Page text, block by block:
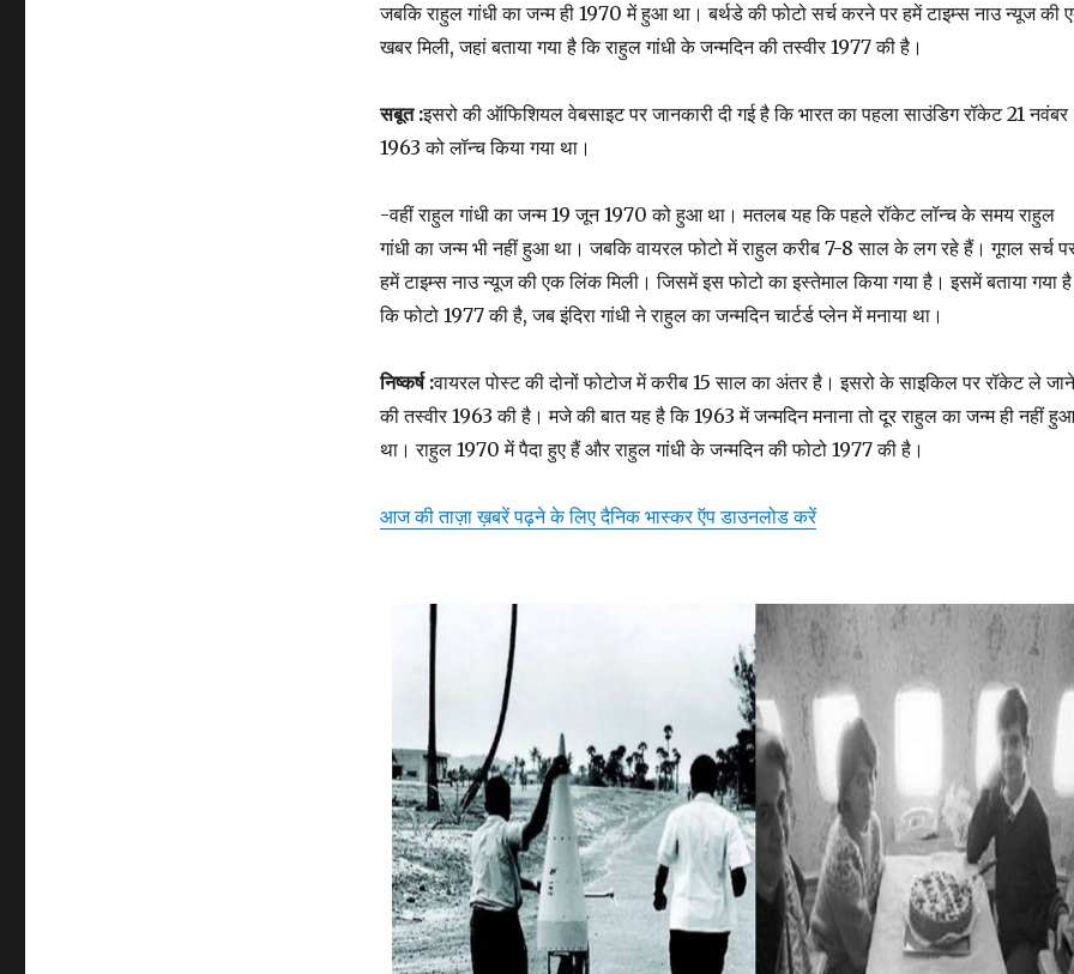
जबकि राहुल गांधी का जन्म ही 1970 में हुआ था। बर्थडे की फोटो सर्च करने पर हमें टाइम्स नाउ न्यूज की
खबर मिली, जहां बताया गया है कि राहुल गांधी के जन्मदिन की तस्वीर 1977 की है।
सबूत :इसरो की ऑफिशियल वेबसाइट पर जानकारी दी गई है कि भारत का पहला साउंडिग रॉकेट 21 नवंबर
1963 को लॉन्च किया गया था।
-वहीं राहुल गांधी का जन्म 19 जून 1970 को हुआ था। मतलब यह कि पहले रॉकेट लॉन्च के समय राहुल
गांधी का जन्म भी नहीं हुआ था। जबकि वायरल फोटो में राहुल करीब 7-8 साल के लग रहे हैं। गूगल सर्च
हमें टाइम्स नाउ न्यूज की एक लिंक मिली। जिसमें इस फोटो का इस्तेमाल किया गया है। इसमें बताया गया है
कि फोटो 1977 की है, जब इंदिरा गांधी ने राहुल का जन्मदिन चार्टर्ड प्लेन में मनाया था।
निष्कर्ष :वायरल पोस्ट की दोनों फोटोज में करीब 15 साल का अंतर है। इसरो के साइकिल पर रॉकेट ले जाने
की तस्वीर 1963 की है। मजे की बात यह है कि 1963 में जन्मदिन मनाना तो दूर राहुल का जन्म ही नहीं हुआ
था। राहुल 1970 में पैदा हुए हैं और राहुल गांधी के जन्मदिन की फोटो 1977 की है।
आज की ताज़ा ख़बरें पढ़ने के लिए दैनिक भास्कर ऍप डाउनलोड करें